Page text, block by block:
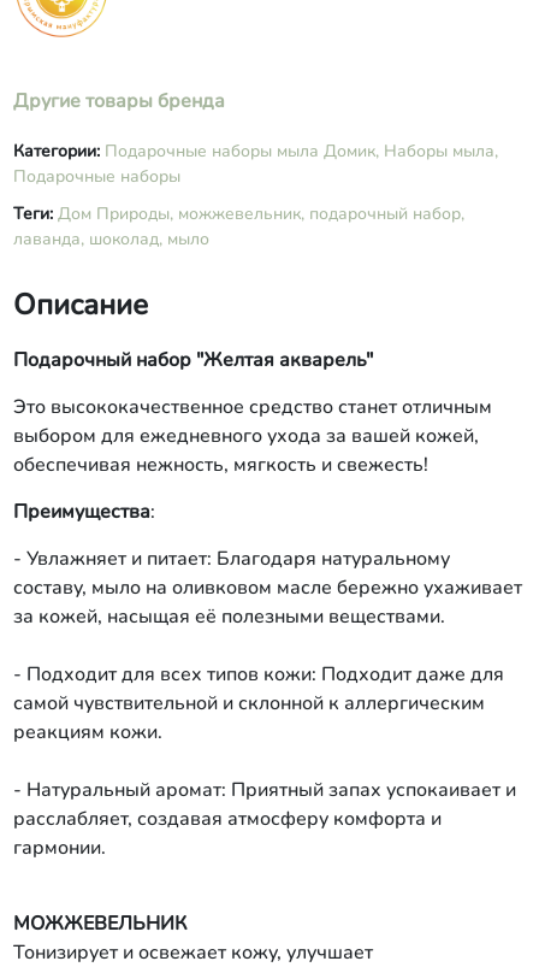
кармин Сакская грязь: омыленные
кокосовое, касторовое), вода
экстракт ламинарии, камфора,
Другие товары бренда
Категории: Подарочные наборы мыла Домик, Наборы мыла,
Подарочные наборы
Теги: Дом Природы, можжевельник, подарочный набор,
лаванда, шоколад, мыло
Описание
Подарочный набор "Желтая акварель"
Это высококачественное средство станет отличным
выбором для ежедневного ухода за вашей кожей,
обеспечивая нежность, мягкость и свежесть!
Преимущества:
- Увлажняет и питает: Благодаря натуральному
составу, мыло на оливковом масле бережно ухаживает
за кожей, насыщая её полезными веществами.
- Подходит для всех типов кожи: Подходит даже для
самой чувствительной и склонной к аллергическим
реакциям кожи.
- Натуральный аромат: Приятный запах успокаивает и
расслабляет, создавая атмосферу комфорта и
гармонии.
МОЖЖЕВЕЛЬНИК
Тонизирует и освежает кожу, улучшает